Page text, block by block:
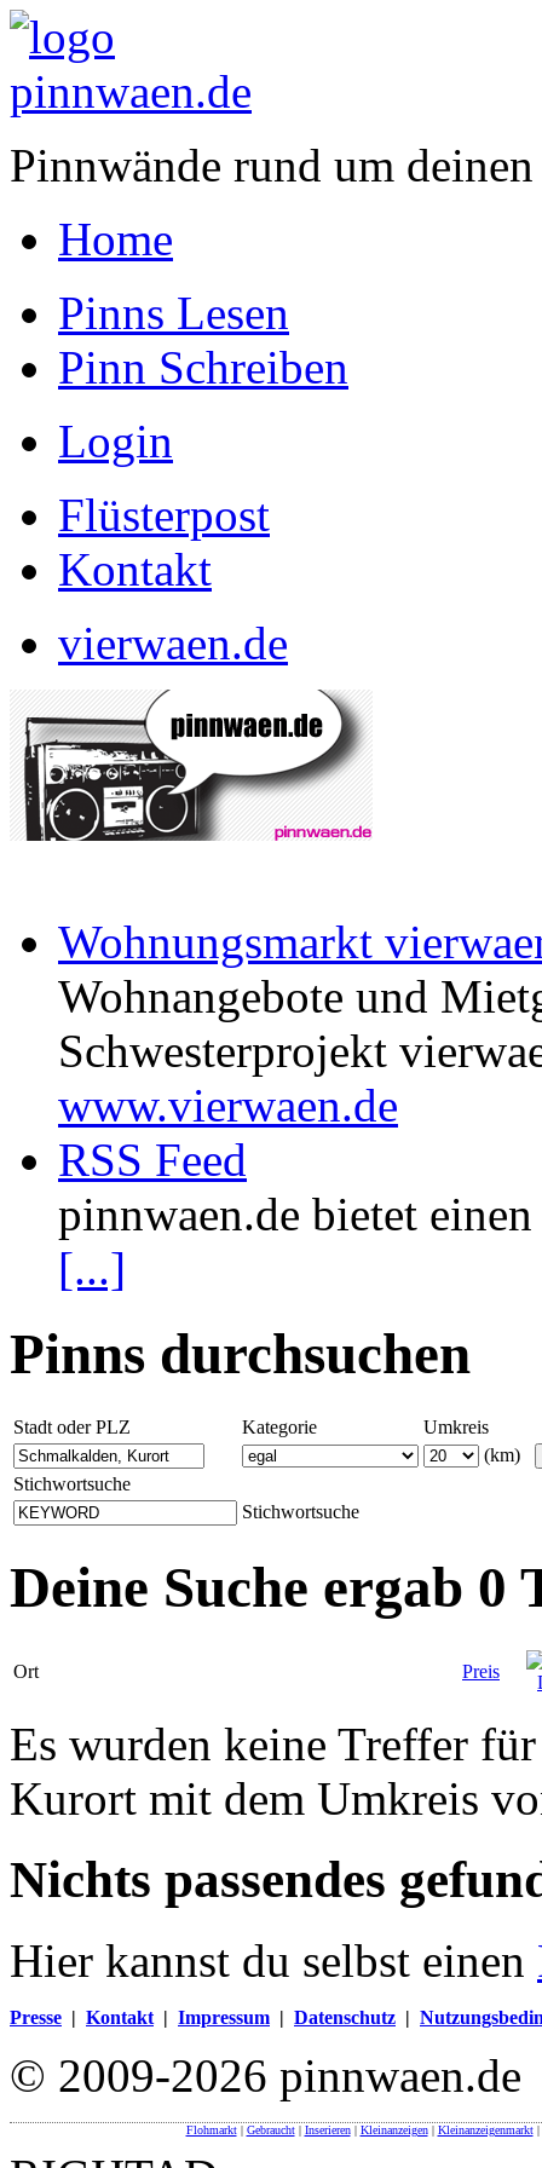
Pinnwände rund um
Home
Pinns Lesen
Pinn Schreiben
Login
Flüsterpost
Kontakt
vierwaen.de
Wohnungsmarkt
Wohnangebote und
Schwesterprojekt
www.vierwaen.de
RSS Feed
pinnwaen.de bietet
[...]
Pinns durchsuchen
Stadt oder PLZ Kategorie
Umkreis
(km)
Stichwortsuche
Stichwortsuche
Deine Suche ergab 0
Ort Preis
Es wurden keine Treffer
Kurort mit dem Umkreis
Nichts passendes
Hier kannst du selbst einen
Presse | Kontakt | Impressum | Datenschutz |
© 2009-2026 pinnwaen.de
Flohmarkt| Gebraucht| Inserieren| Kleinanzeigen| Kleinanzeigenmarkt|